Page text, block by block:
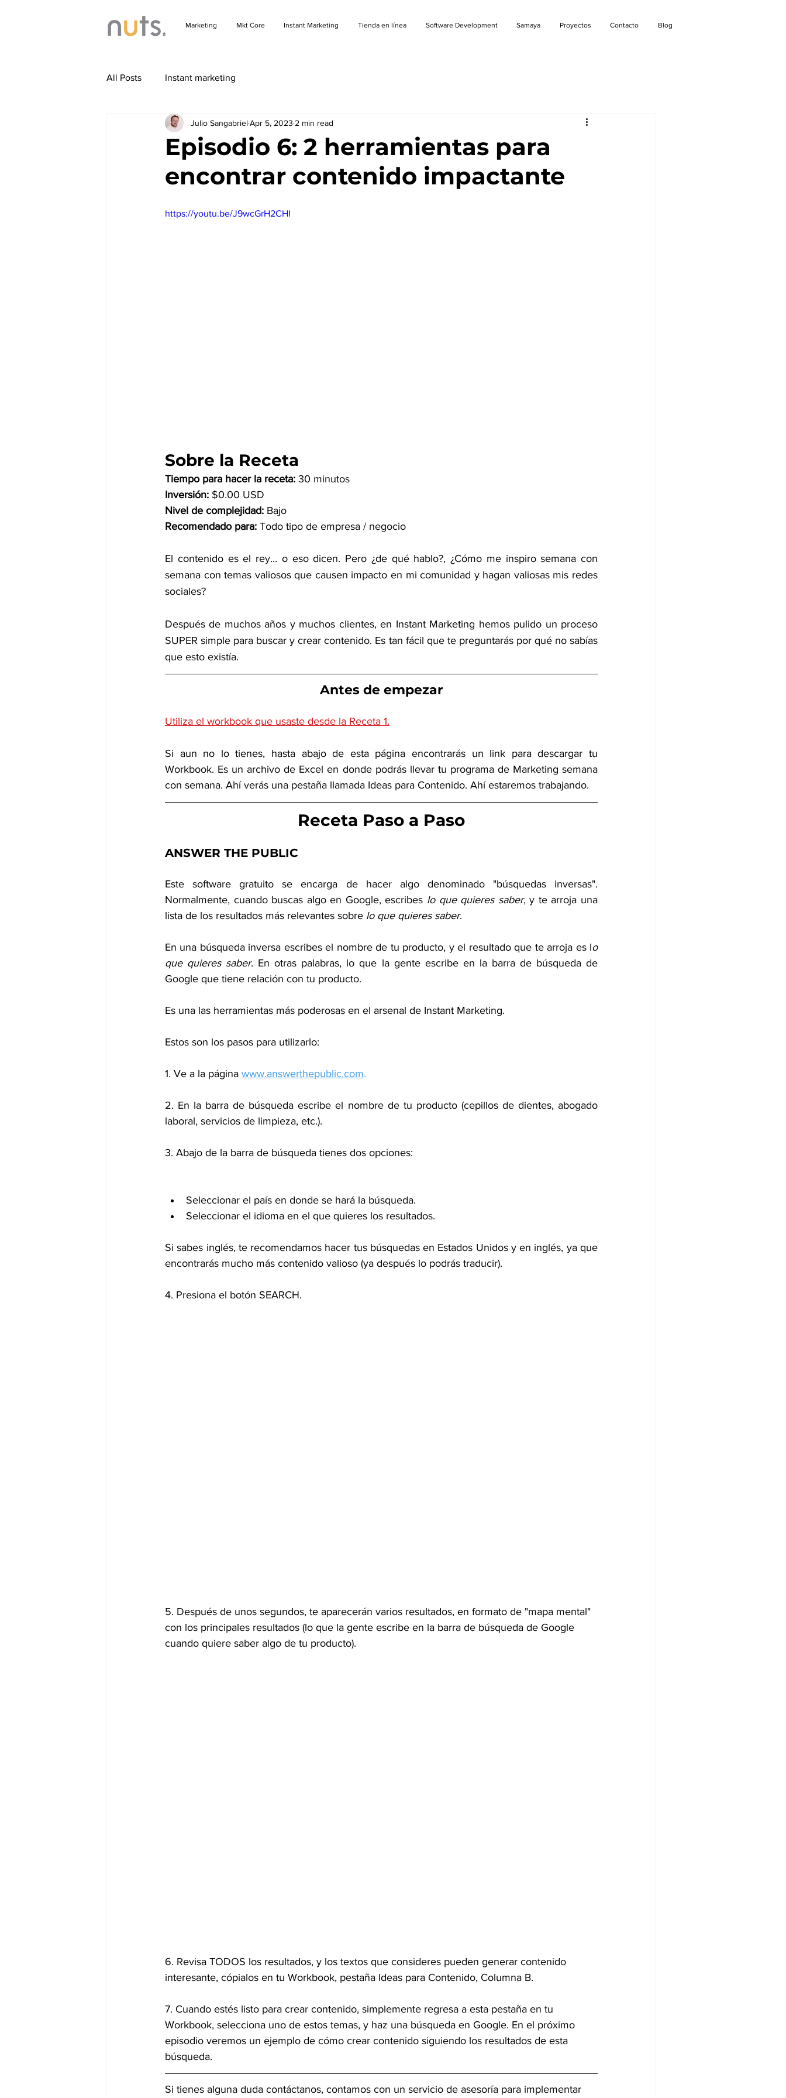
Marketing Mkt Core Instant Marketing Tienda en línea Software Development Samaya Proyectos Contacto Blog
All Posts Instant marketing
Episodio 6: 2 herramientas para
encontrar contenido impactante
Julio SangabrielApr 5, 2023 2 min read
https://youtu.be/J9wcGrH2CHI
Sobre la Receta
Tiempo para hacer la receta: 30 minutos
Inversión: $0.00 USD
Nivel de complejidad: Bajo
Recomendado para: Todo tipo de empresa / negocio
El contenido es el rey... o eso dicen. Pero ¿de qué hablo?, ¿Cómo me inspiro semana con
semana con temas valiosos que causen impacto en mi comunidad y hagan valiosas mis redes
sociales?
Después de muchos años y muchos clientes, en Instant Marketing hemos pulido un proceso
SUPER simple para buscar y crear contenido. Es tan fácil que te preguntarás por qué no sabías
que esto existía.
Antes de empezar
Utiliza el workbook que usaste desde la Receta 1.
Si aun no lo tienes, hasta abajo de esta página encontrarás un link para descargar tu
Workbook. Es un archivo de Excel en donde podrás llevar tu programa de Marketing semana
con semana. Ahí verás una pestaña llamada Ideas para Contenido. Ahí estaremos trabajando.
Receta Paso a Paso
ANSWER THE PUBLIC​
Este software gratuito se encarga de hacer algo denominado "búsquedas inversas".
Normalmente, cuando buscas algo en Google, escribes lo que quieres saber, y te arroja una
lista de los resultados más relevantes sobre lo que quieres saber.
En una búsqueda inversa escribes el nombre de tu producto, y el resultado que te arroja es lo
que quieres saber. En otras palabras, lo que la gente escribe en la barra de búsqueda de
Google que tiene relación con tu producto.
Es una las herramientas más poderosas en el arsenal de Instant Marketing.
Estos son los pasos para utilizarlo:
1. Ve a la página www.answerthepublic.com.
2. En la barra de búsqueda escribe el nombre de tu producto (cepillos de dientes, abogado
laboral, servicios de limpieza, etc.).
3. Abajo de la barra de búsqueda tienes dos opciones:
Seleccionar el país en donde se hará la búsqueda.
Seleccionar el idioma en el que quieres los resultados.
Si sabes inglés, te recomendamos hacer tus búsquedas en Estados Unidos y en inglés, ya que
encontrarás mucho más contenido valioso (ya después lo podrás traducir).
4. Presiona el botón SEARCH.
5. Después de unos segundos, te aparecerán varios resultados, en formato de "mapa mental"
con los principales resultados (lo que la gente escribe en la barra de búsqueda de Google
cuando quiere saber algo de tu producto).
6. Revisa TODOS los resultados, y los textos que consideres pueden generar contenido
interesante, cópialos en tu Workbook, pestaña Ideas para Contenido, Columna B.
7. Cuando estés listo para crear contenido, simplemente regresa a esta pestaña en tu
Workbook, selecciona uno de estos temas, y haz una búsqueda en Google. En el próximo
episodio veremos un ejemplo de cómo crear contenido siguiendo los resultados de esta
búsqueda.
Si tienes alguna duda contáctanos, contamos con un servicio de asesoría para implementar